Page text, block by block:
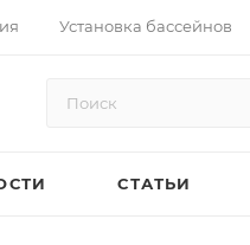
Установка бассейнов
СТАТЬИ